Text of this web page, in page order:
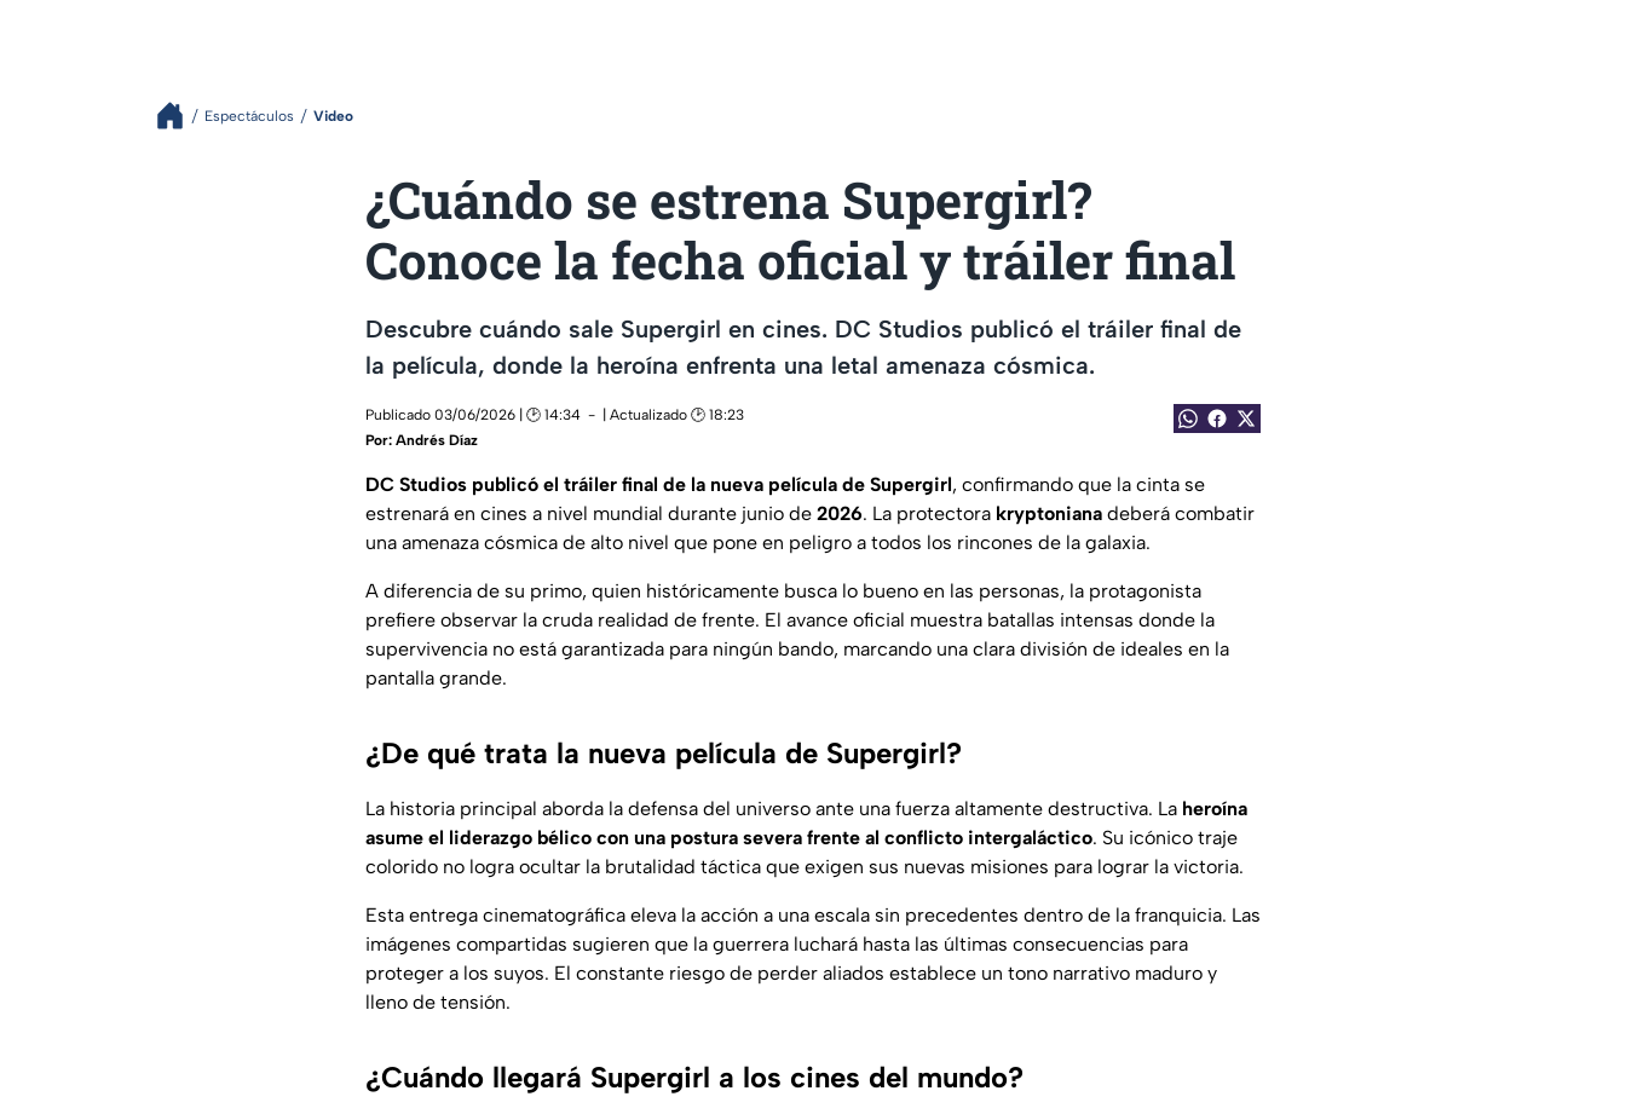
Espectáculos Video
¿Cuándo se estrena Supergirl?
Conoce la fecha oficial y tráiler final
Descubre cuándo sale Supergirl en cines. DC Studios publicó el tráiler final de
la película, donde la heroína enfrenta una letal amenaza cósmica.
Publicado 03/06/2026 | 🕑 14:34
| Actualizado 🕑 18:23
Por: Andrés Díaz
DC Studios publicó el tráiler final de la nueva película de Supergirl, confirmando que la cinta se
estrenará en cines a nivel mundial durante junio de 2026. La protectora kryptoniana deberá combatir
una amenaza cósmica de alto nivel que pone en peligro a todos los rincones de la galaxia.
A diferencia de su primo, quien históricamente busca lo bueno en las personas, la protagonista
prefiere observar la cruda realidad de frente. El avance oficial muestra batallas intensas donde la
supervivencia no está garantizada para ningún bando, marcando una clara división de ideales en la
pantalla grande.
¿De qué trata la nueva película de Supergirl?
La historia principal aborda la defensa del universo ante una fuerza altamente destructiva. La heroína
asume el liderazgo bélico con una postura severa frente al conflicto intergaláctico. Su icónico traje
colorido no logra ocultar la brutalidad táctica que exigen sus nuevas misiones para lograr la victoria.
Esta entrega cinematográfica eleva la acción a una escala sin precedentes dentro de la franquicia. Las
imágenes compartidas sugieren que la guerrera luchará hasta las últimas consecuencias para
proteger a los suyos. El constante riesgo de perder aliados establece un tono narrativo maduro y
lleno de tensión.
¿Cuándo llegará Supergirl a los cines del mundo?